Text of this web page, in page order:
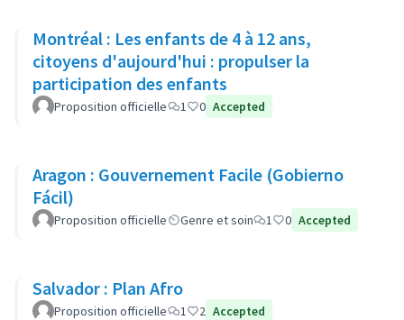
Montréal : Les enfants de 4 à 12 ans,
citoyens d'aujourd'hui : propulser la
participation des enfants
Proposition officielle 1 0 Accepted
Aragon : Gouvernement Facile (Gobierno
Fácil)
Proposition officielle Genre et soin 1 0 Accepted
Salvador : Plan Afro
Proposition officielle 1 2 Accepted